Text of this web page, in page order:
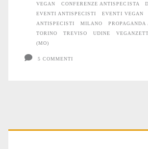
VEGAN
CONFERENZE ANTISPECISTA
EVENTI ANTISPECISTI
EVENTI VEGAN
ANTISPECISTI
MILANO
PROPAGANDA
TORINO
TREVISO UDINE
(MO)
5 COMMENTI
Primary